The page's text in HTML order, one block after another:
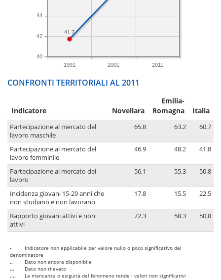
1991 2001 2011
40
42
44
41.7
CONFRONTI TERRITORIALI AL 2011
Indicatore Novellara
Emilia-
Romagna
Italia
Partecipazione al mercato del
lavoro maschile
65.8 63.2 60.7
Partecipazione al mercato del
lavoro femminile
46.9 48.2 41.8
Partecipazione al mercato del
lavoro
56.1 55.3 50.8
Incidenza giovani 15-29 anni che
non studiano e non lavorano
17.8 15.5 22.5
Rapporto giovani attivi e non
attivi
72.3 58.3 50.8
-
Indicatore non applicabile per valore nullo o poco significativo del
denominatore
..
Dato non ancora disponibile
...
Dato non rilevato
....
La mancanza o esiguità del fenomeno rende i valori non significativi